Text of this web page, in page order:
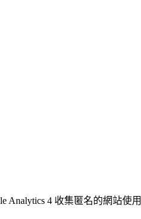
4 收集匿名的網站使